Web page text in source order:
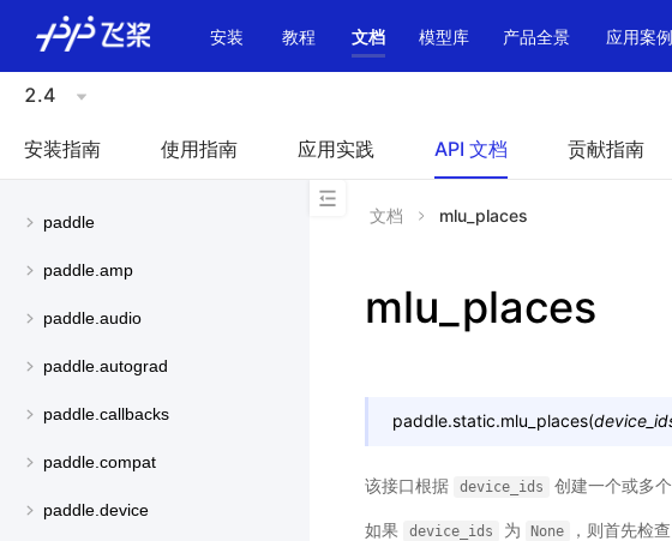
安装 教程 文档 模型库 产品全景 应用案例
2.4
安装指南 使用指南 应用实践 API 文档 贡献指南
paddle
paddle.amp
paddle.audio
paddle.autograd
paddle.callbacks
paddle.compat
paddle.device
文档 mlu_places
mlu_places
paddle.static.mlu_places(
该接口根据 device_ids 创建一个或多个
如果 device_ids 为 None ，则首先检查